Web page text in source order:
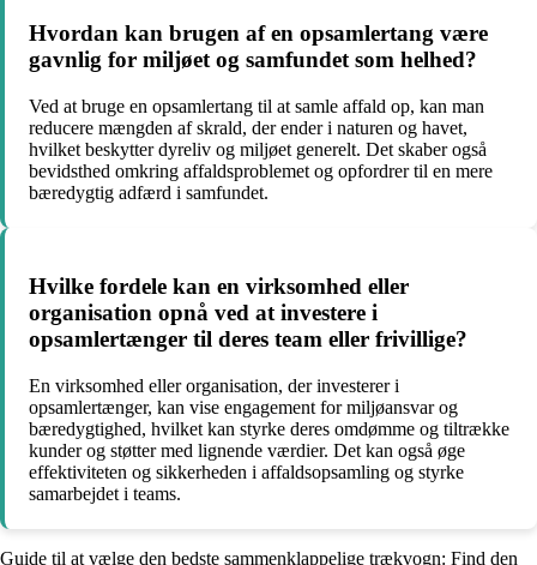
Hvordan kan brugen af en opsamlertang være
gavnlig for miljøet og samfundet som helhed?
Ved at bruge en opsamlertang til at samle affald op, kan man
reducere mængden af skrald, der ender i naturen og havet,
hvilket beskytter dyreliv og miljøet generelt. Det skaber også
bevidsthed omkring affaldsproblemet og opfordrer til en mere
bæredygtig adfærd i samfundet.
Hvilke fordele kan en virksomhed eller
organisation opnå ved at investere i
opsamlertænger til deres team eller frivillige?
En virksomhed eller organisation, der investerer i
opsamlertænger, kan vise engagement for miljøansvar og
bæredygtighed, hvilket kan styrke deres omdømme og tiltrække
kunder og støtter med lignende værdier. Det kan også øge
effektiviteten og sikkerheden i affaldsopsamling og styrke
samarbejdet i teams.
Guide til at vælge den bedste sammenklappelige trækvogn: Find den